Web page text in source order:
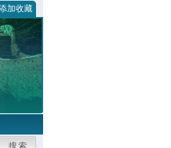
加收藏
搜索